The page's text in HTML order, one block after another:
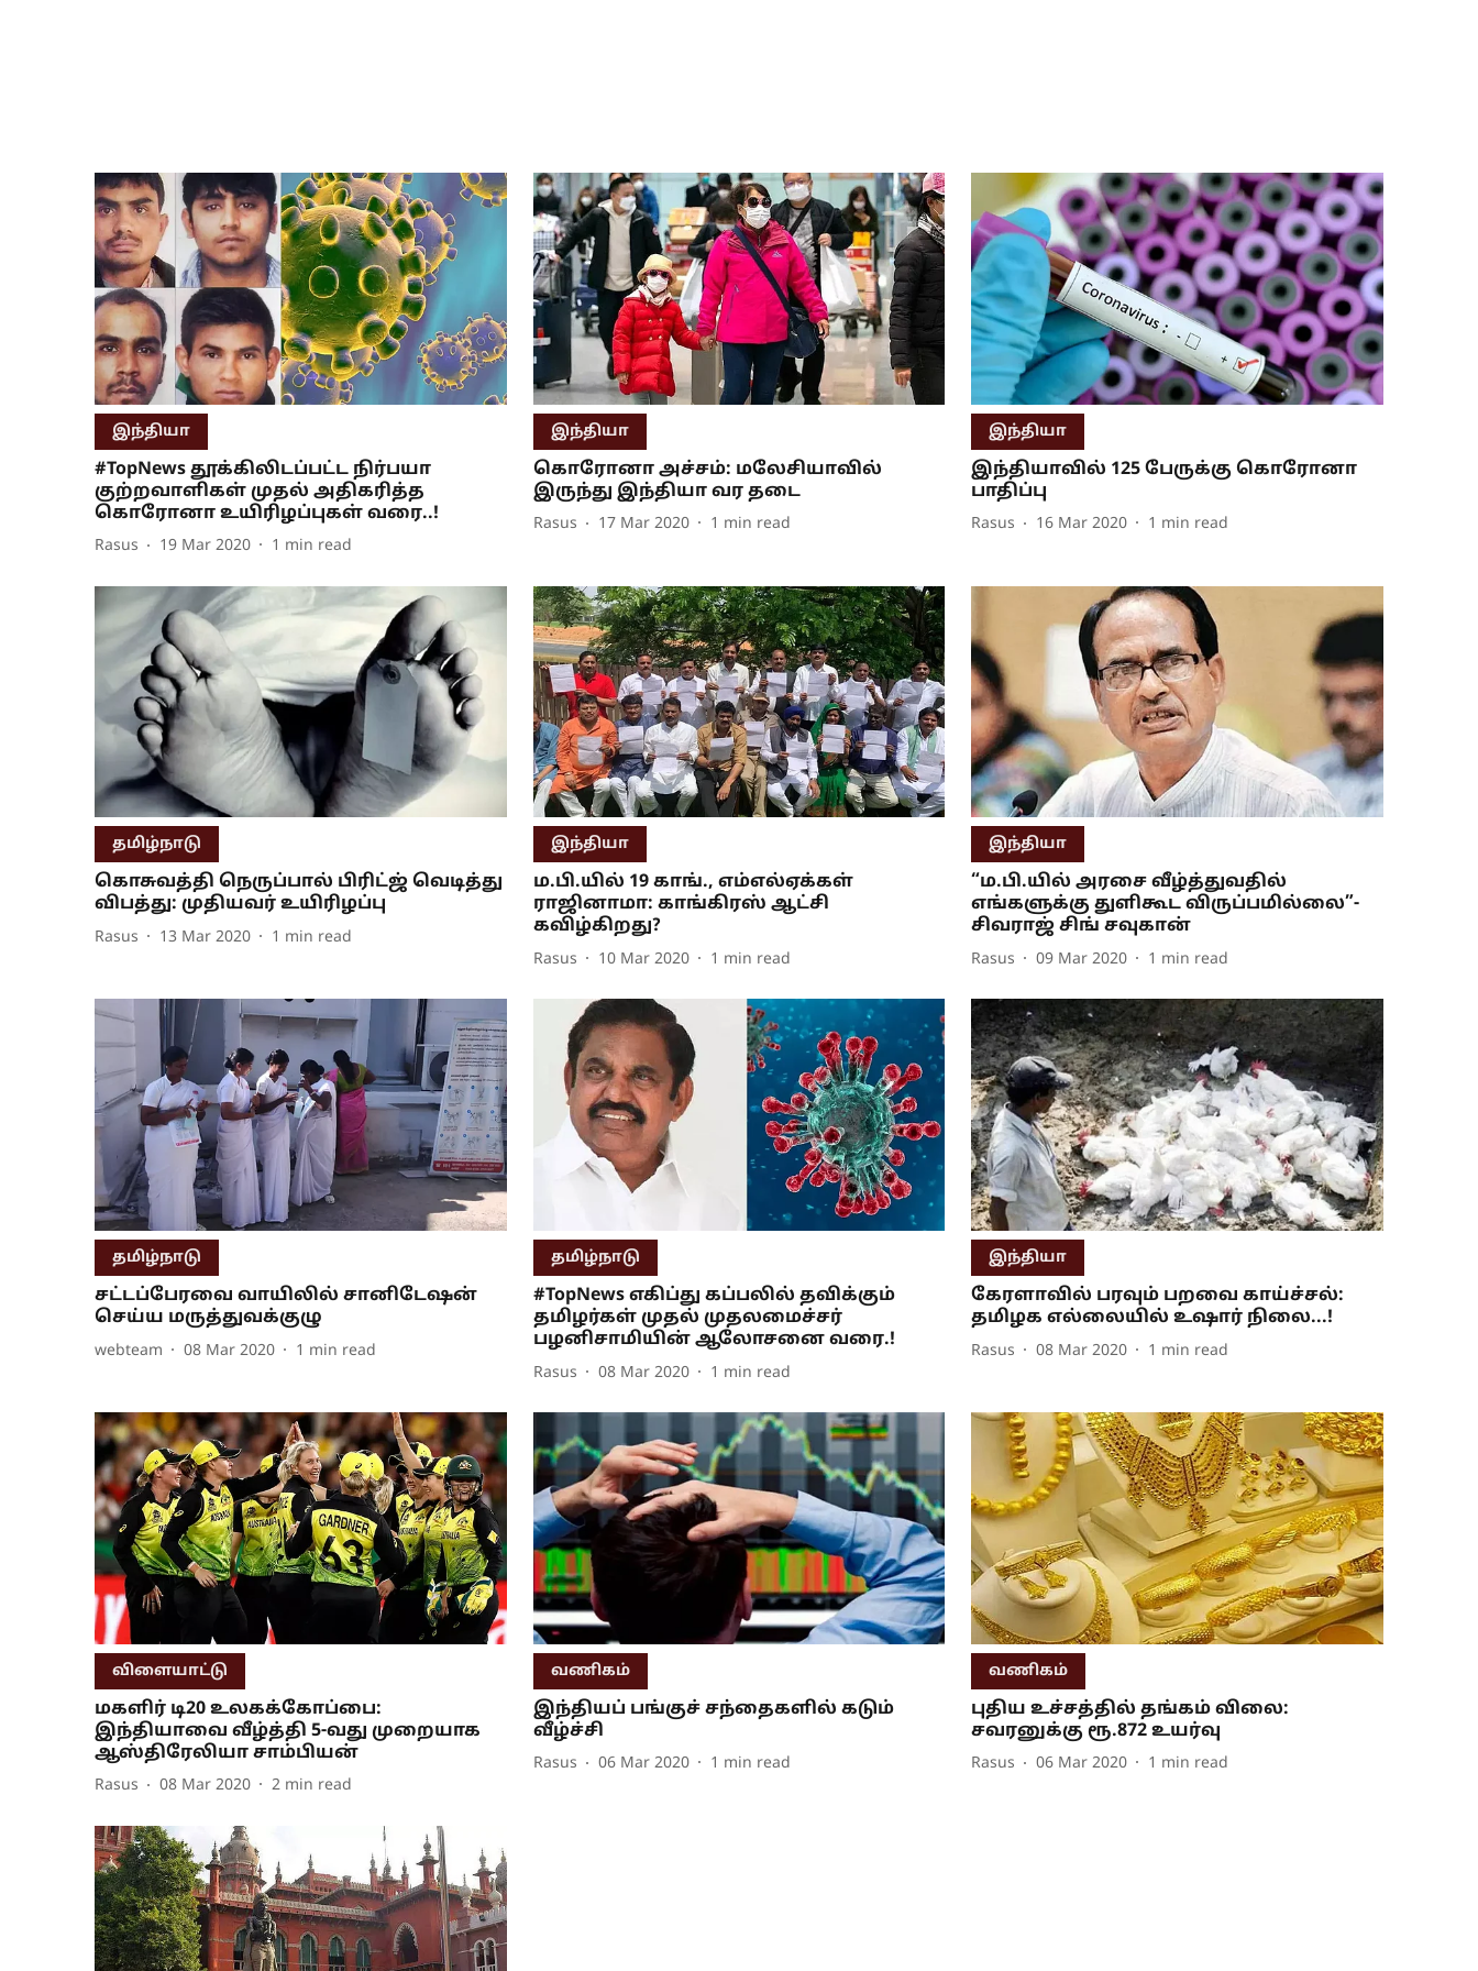
இந்தியா
#TopNews தூக்கிலிடப்பட்ட நிர்பயா
குற்றவாளிகள் முதல் அதிகரித்த
கொரோனா உயிரிழப்புகள் வரை..!
Rasus 19 Mar 2020 1 min read
இந்தியா
கொரோனா அச்சம்: மலேசியாவில்
இருந்து இந்தியா வர தடை
Rasus 17 Mar 2020 1 min read
இந்தியா
இந்தியாவில் 125 பேருக்கு கொரோனா
பாதிப்பு
Rasus 16 Mar 2020 1 min read
தமிழ்நாடு
கொசுவத்தி நெருப்பால் பிரிட்ஜ் வெடித்து
விபத்து: முதியவர் உயிரிழப்பு
Rasus 13 Mar 2020 1 min read
இந்தியா
ம.பி.யில் 19 காங்., எம்எல்ஏக்கள்
ராஜினாமா: காங்கிரஸ் ஆட்சி
கவிழ்கிறது?
Rasus 10 Mar 2020 1 min read
இந்தியா
“ம.பி.யில் அரசை வீழ்த்துவதில்
எங்களுக்கு துளிகூட விருப்பமில்லை”-
சிவராஜ் சிங் சவுகான்
Rasus 09 Mar 2020 1 min read
தமிழ்நாடு
சட்டப்பேரவை வாயிலில் சானிடேஷன்
செய்ய மருத்துவக்குழு
webteam 08 Mar 2020 1 min read
தமிழ்நாடு
#TopNews எகிப்து கப்பலில் தவிக்கும்
தமிழர்கள் முதல் முதலமைச்சர்
பழனிசாமியின் ஆலோசனை வரை.!
Rasus 08 Mar 2020 1 min read
இந்தியா
கேரளாவில் பரவும் பறவை காய்ச்சல்:
தமிழக எல்லையில் உஷார் நிலை...!
Rasus 08 Mar 2020 1 min read
விளையாட்டு
மகளிர் டி20 உலகக்கோப்பை:
இந்தியாவை வீழ்த்தி 5-வது முறையாக
ஆஸ்திரேலியா சாம்பியன்
Rasus 08 Mar 2020 2 min read
வணிகம்
இந்தியப் பங்குச் சந்தைகளில் கடும்
வீழ்ச்சி
Rasus 06 Mar 2020 1 min read
வணிகம்
புதிய உச்சத்தில் தங்கம் விலை:
சவரனுக்கு ரூ.872 உயர்வு
Rasus 06 Mar 2020 1 min read